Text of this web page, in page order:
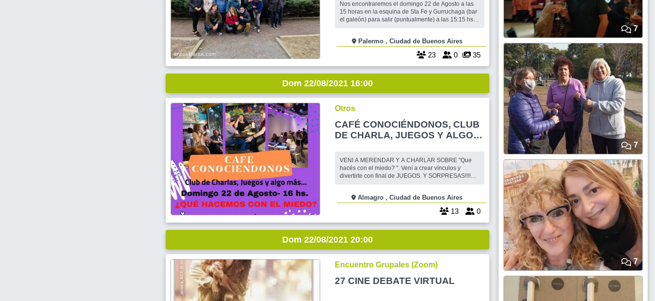
Nos encontraremos el domingo 22 de Agosto a las
15 horas en la esquina de Sta Fe y Gurruchaga (bar
el galeón) para salir (puntualmente) a las 15:15 hs.
esperamos sea una hermosa tarde de sol,iremos
bien abrigados por si es un dia muy frio. Tomamos
Palermo , Ciudad de Buenos Aires
23 0 35
Dom 22/08/2021 16:00
Otros
CAFÉ CONOCIÉNDONOS, CLUB
DE CHARLA, JUEGOS Y ALGO
VENI A MERENDAR Y A CHARLAR SOBRE "Que
hacés con el miedo? ". Vení a crear vínculos y
divertirte con final de JUEGOS. Y SORPRESAS!!!!
BARBIJOS.
Almagro , Ciudad de Buenos Aires
13 0
Dom 22/08/2021 20:00
Encuentro Grupales (Zoom)
27 CINE DEBATE VIRTUAL
7
7
7